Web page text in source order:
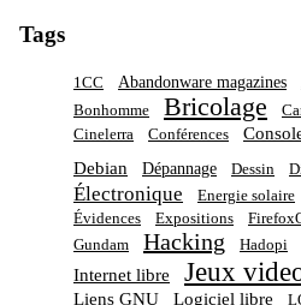
Tags
1CC Abandonware magazines
Bonhomme
Bricolage
Cinelerra
Conférences
Debian Dépannage Dessin
Électronique Energie solaire
Évidences
Expositions
Gundam
Hacking Hadopi
Internet libre Jeux
Liens GNU Logiciel libre